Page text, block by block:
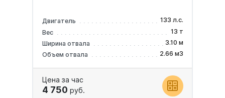
Двигатель
133 л.с.
Вес
13 т
Ширина отвала
3.10 м
Объем отвала
2.66 м3
Цена за час
4 750 руб.